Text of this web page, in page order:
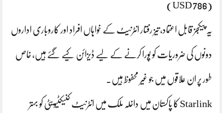
(USD 786)
یہ پیکجز قابل اعتماد، تیز رفتار انٹرنیٹ کے خواہاں افراد اور کاروباری اداروں
دونوں کی ضروریات کو پورا کرنے کے لیے ڈیزائن کیے گئے ہیں، خاص
طور پر ان علاقوں میں جو غیر محفوظ ہیں۔
Starlink کا پاکستان میں داخلہ ملک میں انٹرنیٹ کنیکٹیویٹی کو بہتر